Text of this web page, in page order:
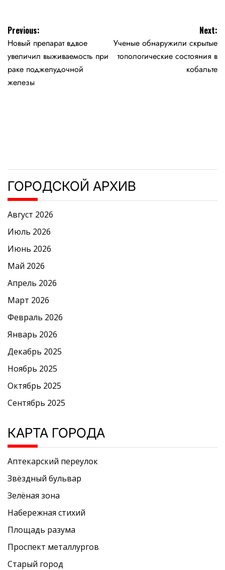
Навигация
по
записям
Previous:
Новый препарат вдвое
увеличил выживаемость при
раке поджелудочной
железы
Next:
Ученые обнаружили скрытые
топологические состояния в
кобальте
ГОРОДСКОЙ АРХИВ
Август 2026
Июль 2026
Июнь 2026
Май 2026
Апрель 2026
Март 2026
Февраль 2026
Январь 2026
Декабрь 2025
Ноябрь 2025
Октябрь 2025
Сентябрь 2025
КАРТА ГОРОДА
Аптекарский переулок
Звёздный бульвар
Зелёная зона
Набережная стихий
Площадь разума
Проспект металлургов
Старый город